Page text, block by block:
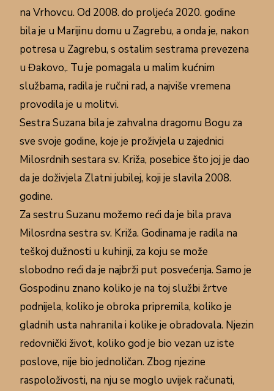
na Vrhovcu. Od 2008. do proljeća 2020. godine
bila je u Marijinu domu u Zagrebu, a onda je, nakon
potresa u Zagrebu, s ostalim sestrama prevezena
u Đakovo,. Tu je pomagala u malim kućnim
službama, radila je ručni rad, a najviše vremena
provodila je u molitvi.
Sestra Suzana bila je zahvalna dragomu Bogu za
sve svoje godine, koje je proživjela u zajednici
Milosrdnih sestara sv. Križa, posebice što joj je dao
da je doživjela Zlatni jubilej, koji je slavila 2008.
godine.
Za sestru Suzanu možemo reći da je bila prava
Milosrdna sestra sv. Križa. Godinama je radila na
teškoj dužnosti u kuhinji, za koju se može
slobodno reći da je najbrži put posvećenja. Samo je
Gospodinu znano koliko je na toj službi žrtve
podnijela, koliko je obroka pripremila, koliko je
gladnih usta nahranila i kolike je obradovala. Njezin
redovnički život, koliko god je bio vezan uz iste
poslove, nije bio jednoličan. Zbog njezine
raspoloživosti, na nju se moglo uvijek računati,